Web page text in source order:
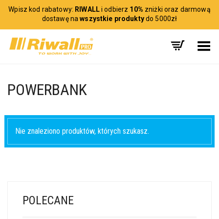
Wpisz kod rabatowy: RIWALLi odbierz 10% zniżki oraz darmową
dostawę nawszystkie produktydo 5000zł
Toggle Menu
POWERBANK
Nie znaleziono produktów, których szukasz.
POLECANE